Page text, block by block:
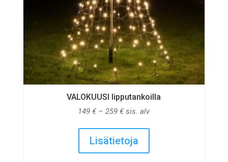
VALOKUUSI lipputankoilla
149€ – 259€Hintaluokka:
259 €
sis. alv
Lisätietoja